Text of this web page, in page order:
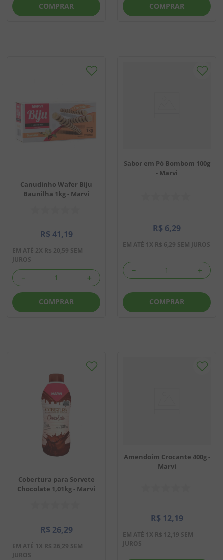
COMPRAR COMPRAR
Canudinho Wafer Biju
Baunilha 1kg - Marvi
R$ 41,19
EM ATÉ 2X R$ 20,59 SEM
JUROS
＋
－
COMPRAR
Sabor em Pó Bombom 100g
- Marvi
R$ 6,29
EM ATÉ 1X R$ 6,29 SEM JUROS
＋
－
COMPRAR
Cobertura para Sorvete
Chocolate 1,01kg - Marvi
R$ 26,29
EM ATÉ 1X R$ 26,29 SEM
JUROS
Amendoim Crocante 400g -
Marvi
R$ 12,19
EM ATÉ 1X R$ 12,19 SEM
JUROS